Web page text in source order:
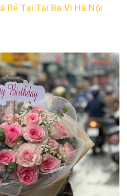
Rẻ Tại Tại Ba Vì Hà Nội